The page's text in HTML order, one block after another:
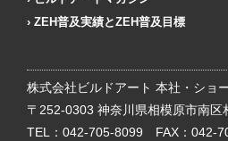
ZEH普及実績とZEH普及目標
株式会社ビルドアート 本社・ショ
〒252-0303 神奈川県相模原市南区
TEL： 042-705-8099 FAX：042-